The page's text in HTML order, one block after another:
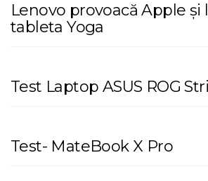
Lenovo provoacă Apple și
tableta Yoga
Test Laptop ASUS ROG
Test- MateBook X Pro